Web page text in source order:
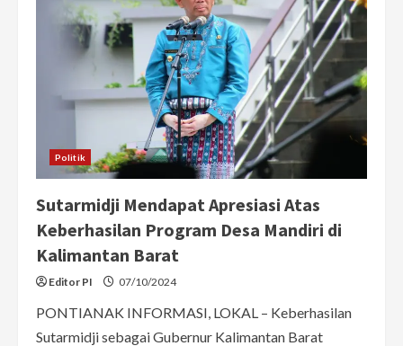
Sutarmidji-
Didi
Haryono
di
Pilgub
Kalbar
Politik
Sutarmidji Mendapat Apresiasi Atas
Keberhasilan Program Desa Mandiri di
Kalimantan Barat
Editor PI 07/10/2024
PONTIANAK INFORMASI, LOKAL – Keberhasilan
Sutarmidji sebagai Gubernur Kalimantan Barat